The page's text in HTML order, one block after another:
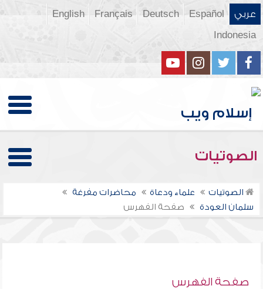
عربي Español
Deutsch
Français
English
Indonesia
الصوتيات
الصوتيات علماء ودعاة
محاضرات مفرغة
سلمان العودة
صفحة الفهرس
صفحة الفهرس